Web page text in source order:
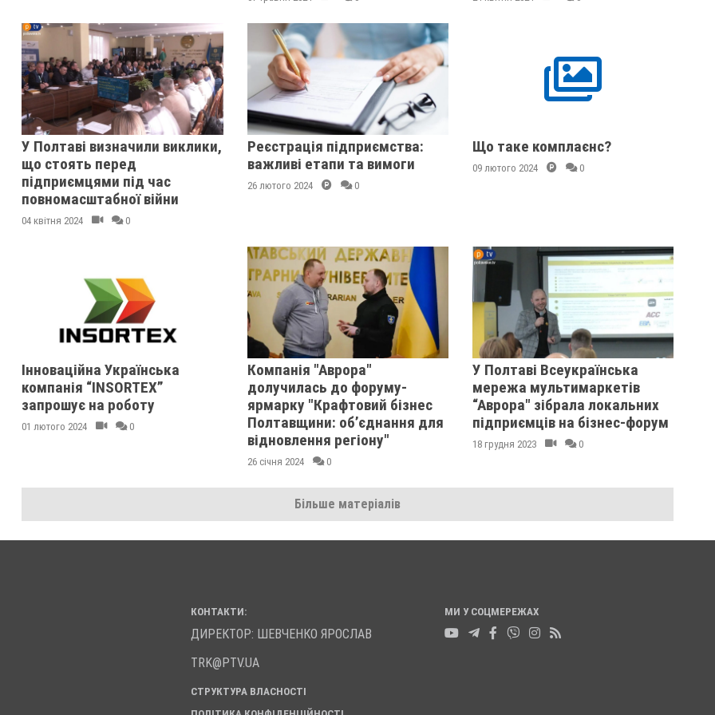
У Полтаві визначили виклики,
що стоять перед
підприємцями під час
повномасштабної війни
04 квітня 2024 0
Реєстрація підприємства:
важливі етапи та вимоги
26 лютого 2024 0
Що таке комплаєнс?
09 лютого 2024 0
Інноваційна Українська
компанія “INSORTEX”
запрошує на роботу
01 лютого 2024 0
Компанія "Аврора"
долучилась до форуму-
ярмарку "Крафтовий бізнес
Полтавщини: об’єднання для
відновлення регіону"
26 січня 2024 0
У Полтаві Всеукраїнська
мережа мультимаркетів
“Аврора" зібрала локальних
підприємців на бізнес-форум
18 грудня 2023 0
Більше матеріалів
КОНТАКТИ:
ДИРЕКТОР: ШЕВЧЕНКО ЯРОСЛАВ
TRK@PTV.UA
СТРУКТУРА ВЛАСНОСТІ
МИ У СОЦМЕРЕЖАХ